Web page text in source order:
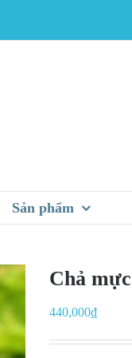
Sản phẩm
Chả
440,000₫